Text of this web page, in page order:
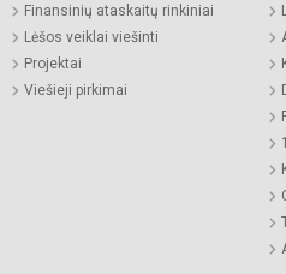
Finansinių ataskaitų rinkiniai
Lėšos veiklai viešinti
Projektai
Viešieji pirkimai